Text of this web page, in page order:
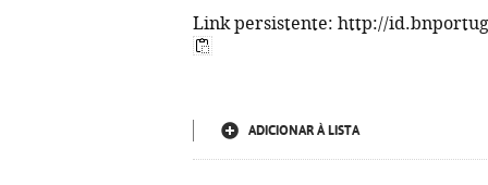
Link persistente: http://
ADICIONAR À LISTA